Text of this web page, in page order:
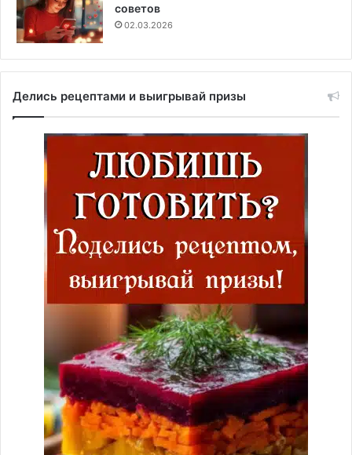
советов
02.03.2026
Делись рецептами и выигрывай призы